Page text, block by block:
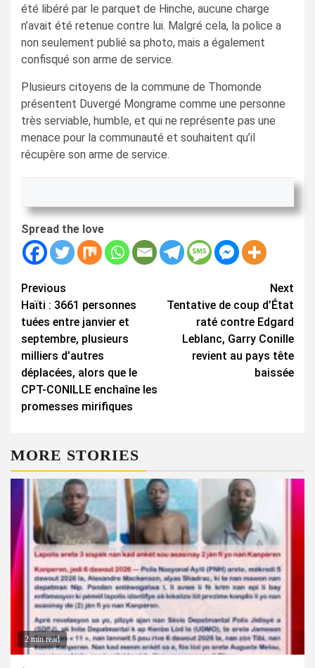
été libéré par le parquet de Hinche, aucune charge
n’avait été retenue contre lui. Malgré cela, la police a
non seulement publié sa photo, mais a également
confisqué son arme de service.
Plusieurs citoyens de la commune de Thomonde
présentent Duvergé Mongrame comme une personne
très serviable, humble, et qui ne représente pas une
menace pour la communauté et souhaitent qu’il
récupère son arme de service.
Spread the love
Continue
Reading
Previous
Haïti : 3661 personnes
tuées entre janvier et
septembre, plusieurs
milliers d’autres
déplacées, alors que le
CPT-CONILLE enchaîne les
promesses mirifiques
Next
Tentative de coup d’État
raté contre Edgard
Leblanc, Garry Conille
revient au pays tête
baissée
MORE STORIES
2 min read